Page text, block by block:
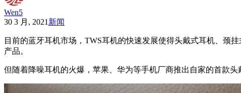
Wen5
30 3 月, 2021 新闻
目前的蓝牙耳机市场，TWS耳机的快速发展使得头戴式耳机、颈
产品。
但随着降噪耳机的火爆，苹果、华为等手机厂商推出自家的首款